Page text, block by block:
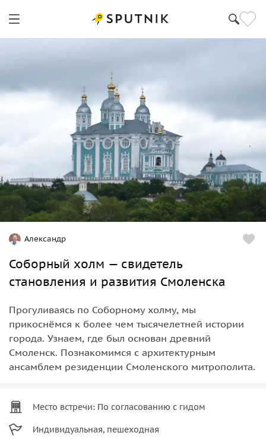
Александр
Соборный холм — свидетель
становления и развития Смоленска
Прогуливаясь по Соборному холму, мы
прикоснёмся к более чем тысячелетней истории
города. Узнаем, где был основан древний
Смоленск. Познакомимся с архитектурным
ансамблем резиденции Смоленского митрополита.
Место встречи: По согласованию с гидом
Индивидуальная, пешеходная